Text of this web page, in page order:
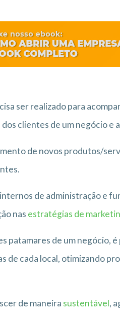
ser realizado para
clientes de um negócio e
de novos produtos/
de administração e
nas estratégias de
de um negócio,
de cada local, otimizando
de maneira sustentável,